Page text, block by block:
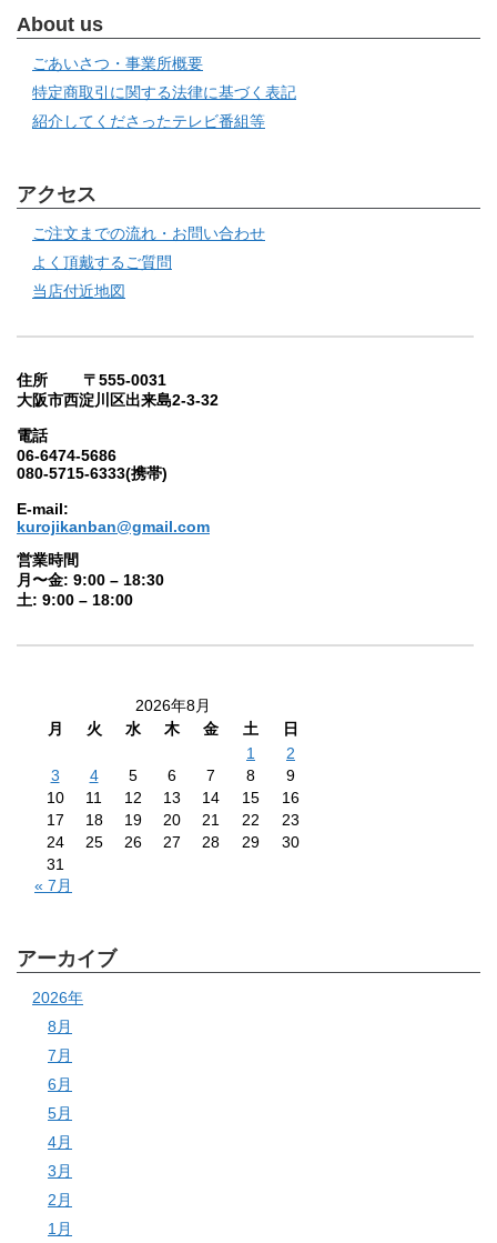
About us
ごあいさつ・事業所概要
特定商取引に関する法律に基づく表記
紹介してくださったテレビ番組等
アクセス
ご注文までの流れ・お問い合わせ
よく頂戴するご質問
当店付近地図
住所 〒555-0031
大阪市西淀川区出来島2-3-32
電話
06-6474-5686
080-5715-6333(携帯)
E-mail:
kurojikanban@gmail.com
営業時間
月〜金: 9:00 – 18:30
土: 9:00 – 18:00
2026年8月
月
火 水 木 金 土
日
1
2
3
4 5 6 7 8
9
10
11 12 13 14 15
16
17
18 19 20 21 22
23
24
25 26 27 28 29
30
31
« 7月
アーカイブ
2026年
8月
7月
6月
5月
4月
3月
2月
1月